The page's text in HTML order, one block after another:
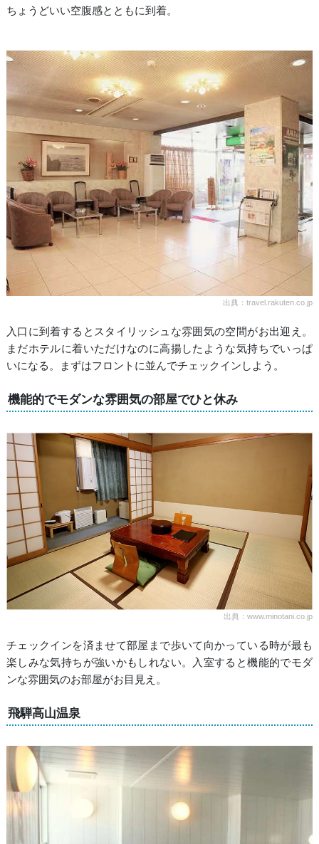
ちょうどいい空腹感とともに到着。
出典：travel.rakuten.co.jp
入口に到着するとスタイリッシュな雰囲気の空間がお出迎え。
まだホテルに着いただけなのに高揚したような気持ちでいっぱ
いになる。まずはフロントに並んでチェックインしよう。
機能的でモダンな雰囲気の部屋でひと休み
出典：www.minotani.co.jp
チェックインを済ませて部屋まで歩いて向かっている時が最も
楽しみな気持ちが強いかもしれない。入室すると機能的でモダ
ンな雰囲気のお部屋がお目見え。
飛騨高山温泉